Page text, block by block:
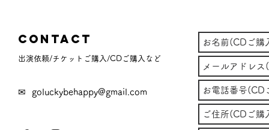
Contact
出演依頼/チケットご購入/CDご購入など
✉ goluckybehappy@gmail.com